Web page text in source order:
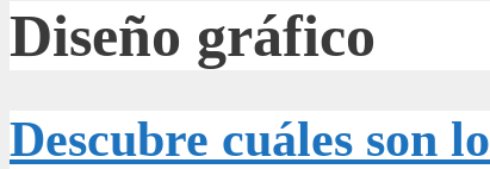
Diseño gráfico
Descubre cuáles son